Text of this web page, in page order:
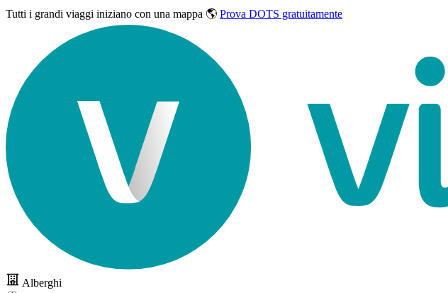
Tutti i grandi viaggi iniziano con una mappa 🌎 Prova DOTS gratuitamente
Alberghi